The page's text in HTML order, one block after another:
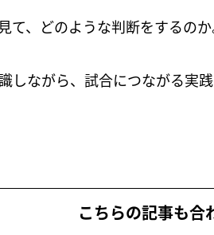
て、どのような判断をするのか
しながら、試合につながる実
こちらの記事も合